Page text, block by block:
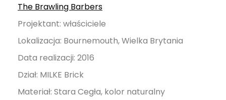
The Brawling Barbers
Projektant: właściciele
Lokalizacja: Bournemouth, Wielka Brytania
Data realizacji: 2016
Dział: MILKE Brick
Materiał: Stara Cegła, kolor naturalny